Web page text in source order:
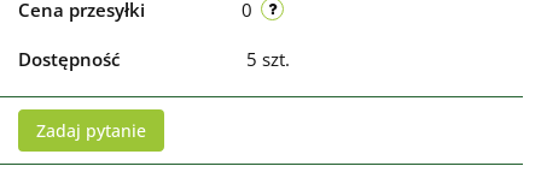
Cena przesyłki 0
Dostępność 5 szt.
Zadaj pytanie